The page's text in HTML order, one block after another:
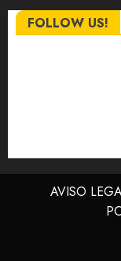
FOLLOW US!
AVISO